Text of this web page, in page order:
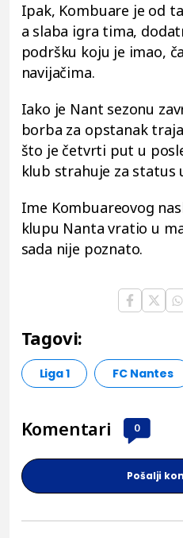
Ipak, Kombuare je od
a slaba igra tima,
podršku koju je imao,
navijačima.
Iako je Nant sezonu
borba za opstanak
što je četvrti put u
klub strahuje za status
Ime Kombuareovog
klupu Nanta vratio u
sada nije poznato.
Tagovi:
Liga 1 FC Nantes
Komentari 0
Pošalji